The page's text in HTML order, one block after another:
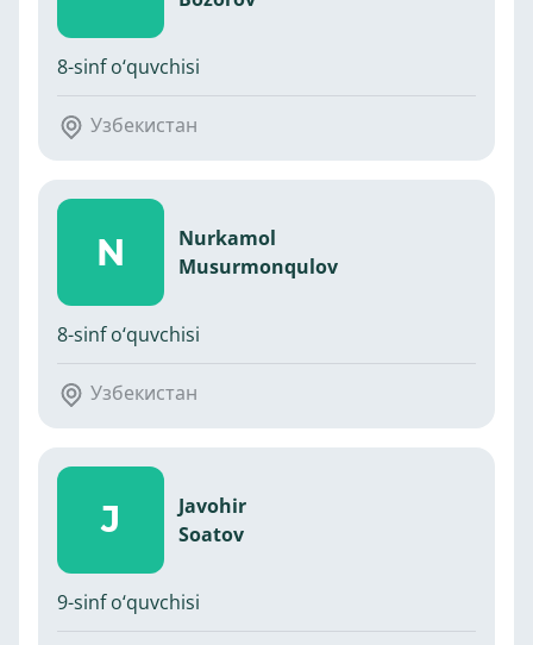
8-sinf o‘quvchisi
Узбекистан
N
Nurkamol
Musurmonqulov
8-sinf o‘quvchisi
Узбекистан
J
Javohir
Soatov
9-sinf o‘quvchisi